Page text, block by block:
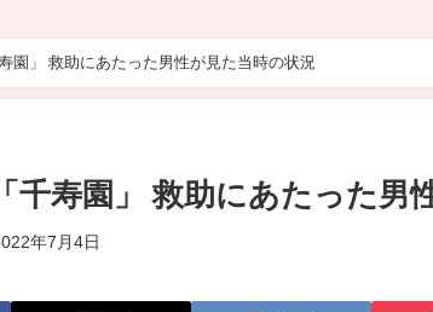
園」 救助にあたった男性が見た当時の状況
千寿園」 救助にあたった男
年7月4日